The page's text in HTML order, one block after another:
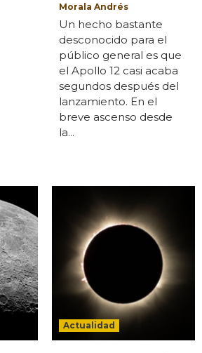
Morala Andrés
Un hecho bastante
desconocido para el
público general es que
el Apollo 12 casi acaba
segundos después del
lanzamiento. En el
breve ascenso desde
la...
Actualidad